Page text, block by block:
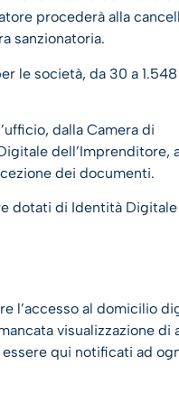
procederà alla
sanzionatoria.
le società, da 30 a
dalla Camera di
dell’Imprenditore,
dei documenti.
dotati di Identità Digitale
l’accesso al domicilio
visualizzazione di
qui notificati ad